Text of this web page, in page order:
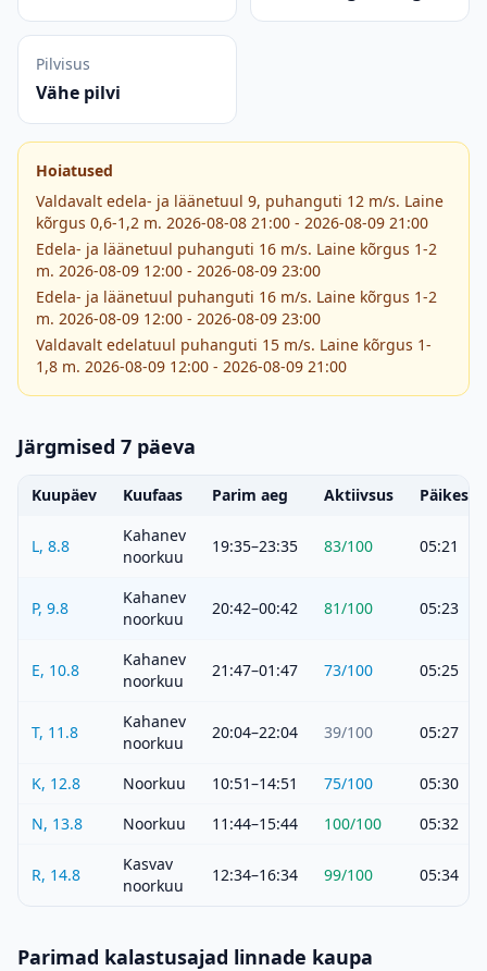
Pilvisus
Vähe pilvi
Hoiatused
Valdavalt edela- ja läänetuul 9, puhanguti 12 m/s. Laine
kõrgus 0,6-1,2 m. 2026-08-08 21:00 - 2026-08-09 21:00
Edela- ja läänetuul puhanguti 16 m/s. Laine kõrgus 1-2
m. 2026-08-09 12:00 - 2026-08-09 23:00
Edela- ja läänetuul puhanguti 16 m/s. Laine kõrgus 1-2
m. 2026-08-09 12:00 - 2026-08-09 23:00
Valdavalt edelatuul puhanguti 15 m/s. Laine kõrgus 1-
1,8 m. 2026-08-09 12:00 - 2026-08-09 21:00
Järgmised 7 päeva
Kuupäev Kuufaas Parim aeg Aktiivsus
L, 8.8
Kahanev
noorkuu
19:35–23:35 83/100 05:21
P, 9.8
Kahanev
noorkuu
20:42–00:42 81/100 05:23
E, 10.8
Kahanev
noorkuu
21:47–01:47 73/100 05:25
T, 11.8
Kahanev
noorkuu
20:04–22:04 39/100 05:27
K, 12.8 Noorkuu 10:51–14:51 75/100
05:30
N, 13.8
Noorkuu 11:44–15:44 100/100 05:32
R, 14.8
Kasvav
noorkuu
12:34–16:34 99/100 05:34
Parimad kalastusajad linnade kaupa